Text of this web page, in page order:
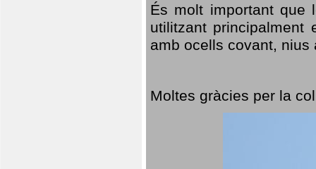
És molt important que
utilitzant
amb ocells covant,
Moltes gràcies per la